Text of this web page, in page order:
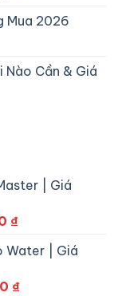
Mua 2026
Nào Cần & Giá
| Giá
₫Giá
tại
22.990.000 ₫.
Water | Giá
₫Giá